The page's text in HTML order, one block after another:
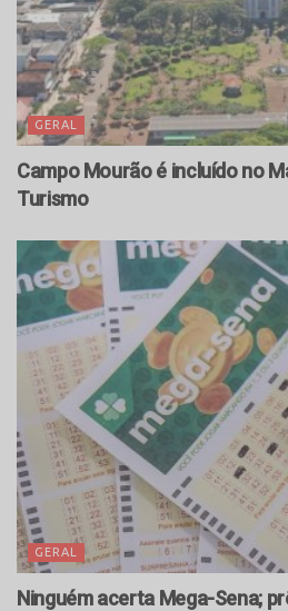
GERAL
Campo Mourão é incluído no
Turismo
GERAL
Ninguém acerta Mega-Sena;